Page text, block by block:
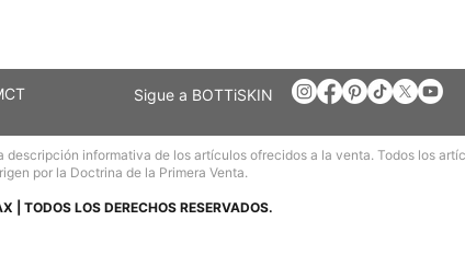
Sigue a BOTTiSKIN
informativa de los artículos ofrecidos a la venta. Todos los
por la Doctrina de la Primera Venta.
| TODOS LOS DERECHOS RESERVADOS.